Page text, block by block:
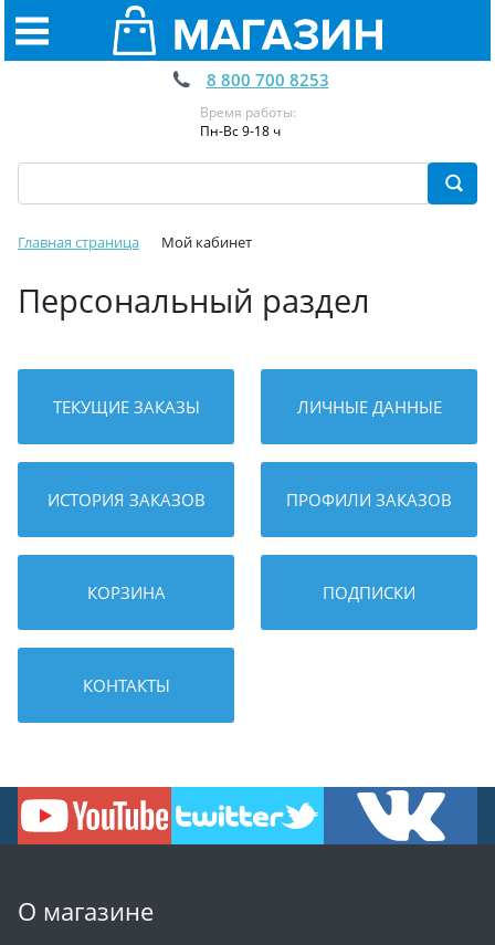
8 800 700 8253
Время работы:
Пн-Вс 9-18 ч
Главная страница Мой кабинет
Персональный раздел
ТЕКУЩИЕ ЗАКАЗЫ ЛИЧНЫЕ ДАННЫЕ
ИСТОРИЯ ЗАКАЗОВ ПРОФИЛИ ЗАКАЗОВ
КОРЗИНА ПОДПИСКИ
КОНТАКТЫ
О магазине